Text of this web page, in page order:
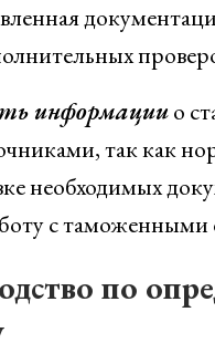
информациио
так как
необходимых
с таможенными
по